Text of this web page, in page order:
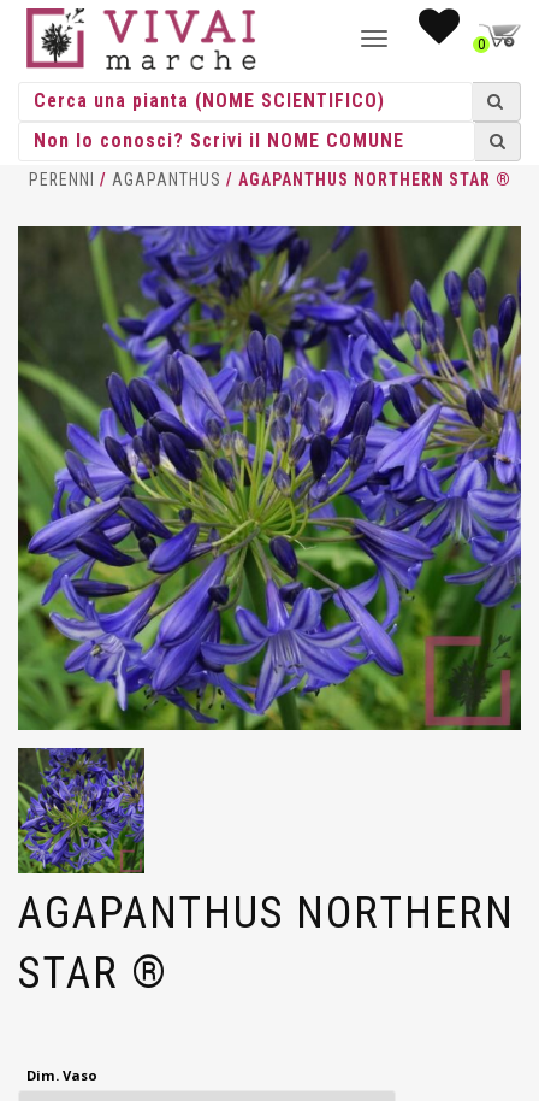
NAVIGAZIONE0
HOME/ ERBACEE ERBACEE
PERENNI / AGAPANTHUS / AGAPANTHUS NORTHERN STAR ®
AGAPANTHUS NORTHERN
STAR ®
Dim. Vaso